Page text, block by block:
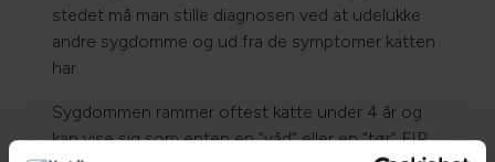
stedet må man stille diagnosen ved at udelukke
andre sygdomme og ud fra de symptomer katten
har.
Sygdommen rammer oftest katte under 4 år og
kan vise sig som enten en ”våd” eller en ”tør” FIP.